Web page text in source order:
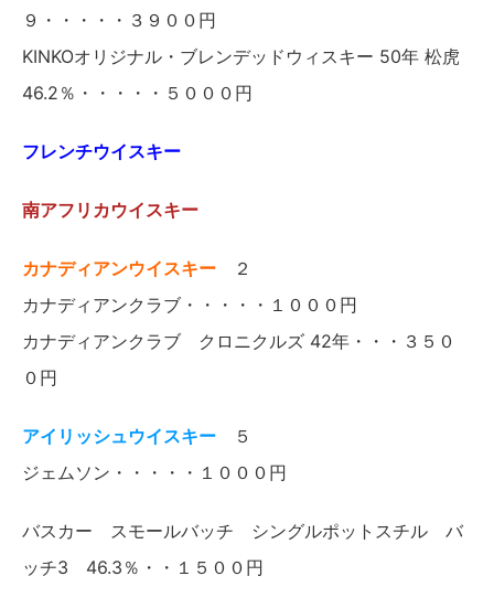
９・・・・・３９００円
KINKOオリジナル・ブレンデッドウィスキー 50年 松虎
46.2％・・・・・５０００円
フレンチウイスキー
南アフリカウイスキー
カナディアンウイスキー ２
カナディアンクラブ・・・・・１０００円
カナディアンクラブ クロニクルズ 42年・・・３５０
０円
アイリッシュウイスキー ５
ジェムソン・・・・・１０００円
バスカー スモールバッチ シングルポットスチル バ
ッチ3 46.3％・・１５００円